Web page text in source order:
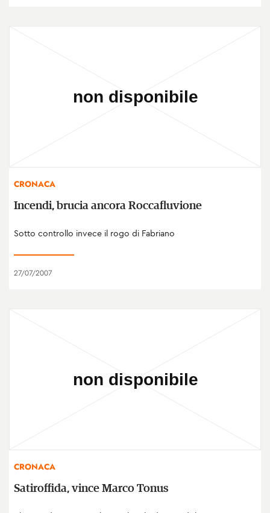
CRONACA
Incendi, brucia ancora Roccafluvione
Sotto controllo invece il rogo di Fabriano
27/07/2007
CRONACA
Satiroffida, vince Marco Tonus